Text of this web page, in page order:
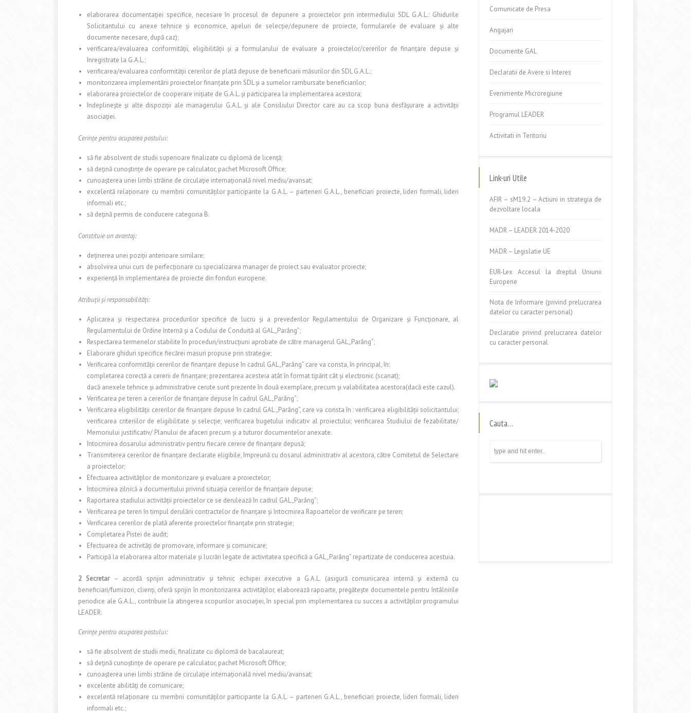
elaborarea documentaţiei specifice, necesare în procesul de depunere a proiectelor prin intermediului SDL G.A.L.: Ghidurile
Solicitantului cu anexe tehnice şi economice, apeluri de selecţie/depunere de proiecte, formularele de evaluare şi alte
documente necesare, după caz);
verificarea/evaluarea conformităţii, eligibilităţii şi a formularului de evaluare a proiectelor/cererilor de finanţare depuse şi
înregistrate la G.A.L.;
verificarea/evaluarea conformităţii cererilor de plată depuse de beneficiarii măsurilor din SDL G.A.L.;
monitorizarea implementării proiectelor finanţate prin SDL şi a sumelor rambursate beneficiarilor;
elaborarea proiectelor de cooperare iniţiate de G.A.L. şi participarea la implementarea acestora;
îndeplineşte şi alte dispoziţii ale managerului G.A.L. şi ale Consiliului Director care au ca scop buna desfăşurare a activităţii
asociaţiei.
Cerinţe pentru ocuparea postului:
să fie absolvent de studii superioare finalizate cu diplomă de licenţă;
să deţină cunoştinţe de operare pe calculator, pachet Microsoft Office;
cunoaşterea unei limbi străine de circulaţie internaţională nivel mediu/avansat;
excelentă relaţionare cu membrii comunităţilor participante la G.A.L. – parteneri G.A.L., beneficiari proiecte, lideri formali, lideri
informali etc.;
să deţină permis de conducere categoria B.
Constituie un avantaj:
deţinerea unei poziţii anterioare similare;
absolvirea unui curs de perfecţionare cu specializarea manager de proiect sau evaluator proiecte;
experienţă în implementarea de proiecte din fonduri europene.
Atribuţii şi responsabilităţi:
Aplicarea şi respectarea procedurilor specifice de lucru şi a prevederilor Regulamentului de Organizare şi Funcţionare, al
Regulamentului de Ordine Internă şi a Codului de Conduită al GAL „Parâng”;
Respectarea termenelor stabilite în proceduri/instrucţiuni aprobate de către managerul GAL „Parâng”;
Elaborare ghiduri specifice fiecărei masuri propuse prin strategie;
Verificarea conformităţii cererilor de finanţare depuse în cadrul GAL „Parâng” care va consta, în principal, în:
completarea corectă a cererii de finanţare; prezentarea acesteia atât în format tipărit cât şi electronic (scanat);
dacă anexele tehnice şi administrative cerute sunt prezente în două exemplare, precum şi valabilitatea acestora(dacă este cazul).
Verificarea pe teren a cererilor de finanţare depuse în cadrul GAL „Parâng”;
Verificarea eligibilităţii cererilor de finanţare depuse în cadrul GAL „Parâng”, care va consta în : verificarea eligibilităţii solicitantului;
verificarea criteriilor de eligibilitate şi selecţie; verificarea bugetului indicativ al proiectului; verificarea Studiului de fezabilitate/
Memoriului justificativ/ Planului de afaceri precum şi a tuturor documentelor anexate.
întocmirea dosarului administrativ pentru fiecare cerere de finanţare depusă;
Transmiterea cererilor de finanţare declarate eligibile, împreună cu dosarul administrativ al acestora, către Comitetul de Selectare
a proiectelor;
Efectuarea activităţilor de monitorizare şi evaluare a proiectelor;
întocmirea zilnică a documentului privind situaţia cererilor de finanţare depuse;
Raportarea stadiului activităţii proiectelor ce se derulează în cadrul GAL „Parâng”;
Verificarea pe teren în timpul derulării contractelor de finanţare şi întocmirea Rapoartelor de verificare pe teren;
Verificarea cererilor de plată aferente proiectelor finanţate prin strategie;
Completarea Pistei de audit;
Efectuarea de activităţi de promovare, informare şi comunicare;
Participă la elaborarea altor materiale şi lucrări legate de activitatea specifică a GAL „Parâng” repartizate de conducerea acestuia.
2 Secretar– acordă sprijin administrativ şi tehnic echipei executive a G.A.L. (asigură comunicarea internă şi externă cu
beneficiari/fumizori, clienţi, oferă sprijin în monitorizarea activităţilor, elaborează rapoarte, pregăteşte documentele pentru întâlnirile
periodice ale G.A.L., contribuie la atingerea scopurilor asociaţiei, în special prin implementarea cu succes a activităţilor programului
LEADER.
Cerinţe pentru ocuparea postului:
să fie absolvent de studii medii, finalizate cu diplomă de bacalaureat;
să deţină cunoştinţe de operare pe calculator, pachet Microsoft Office;
cunoaşterea unei limbi străine de circulaţie internaţională nivel mediu/avansat;
excelente abilităţi de comunicare;
excelentă relaţionare cu membrii comunităţilor participante la G.A.L. – parteneri G.A.L., beneficiari proiecte, lideri formali, lideri
informali etc.;
Comunicate de Presa
Angajari
Documente GAL
Declaratii de Avere si Interes
Evenimente Microregiune
Programul LEADER
Activitati in Teritoriu
Link-uri Utile
AFIR – sM19.2 – Actiuni in strategia de
dezvoltare locala
MADR – LEADER 2014-2020
MADR – Legislatie UE
EUR-Lex Accesul la dreptul Uniunii
Europene
Nota de Informare (privind prelucrarea
datelor cu caracter personal)
Declaratie privind prelucrarea datelor
cu caracter personal
Cauta…